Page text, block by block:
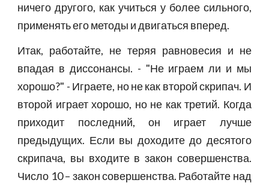
ничего другого, как учиться у более сильного,
применять его методы и двигаться вперед.
Итак, работайте, не теряя равновесия и не
впадая в диссонансы. - "Не играем ли и мы
хорошо?" - Играете, но не как второй скрипач. И
второй играет хорошо, но не как третий. Когда
приходит последний, он играет лучше
предыдущих. Если вы доходите до десятого
скрипача, вы входите в закон совершенства.
Число 10 – закон совершенства. Работайте над